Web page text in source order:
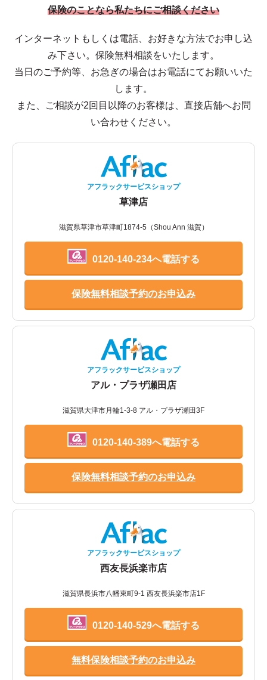
保険のことなら私たちにご相談ください
インターネットもしくは電話、お好きな方法でお申し込
み下さい。保険無料相談をいたします。
当日のご予約等、お急ぎの場合はお電話にてお願いいた
します。
また、ご相談が2回目以降のお客様は、直接店舗へお問
い合わせください。
アフラックサービスショップ
草津店
滋賀県草津市草津町1874-5（Shou Ann 滋賀）
0120-140-234へ電話する
保険無料相談予約のお申込み
アフラックサービスショップ
アル・プラザ瀬田店
滋賀県大津市月輪1-3-8 アル・プラザ瀬田3F
0120-140-389へ電話する
保険無料相談予約のお申込み
アフラックサービスショップ
西友長浜楽市店
滋賀県長浜市八幡東町9-1 西友長浜楽市店1F
0120-140-529へ電話する
無料保険相談予約のお申込み